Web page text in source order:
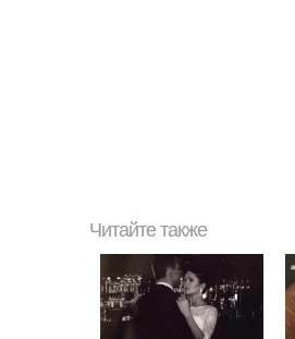
Читайте также